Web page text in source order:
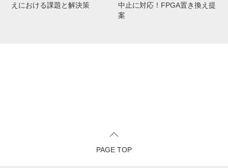
えにおける課題と解決策
中止に対応！FPGA置き換え提
案
PAGE TOP